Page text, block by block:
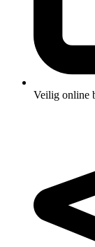
Veilig online